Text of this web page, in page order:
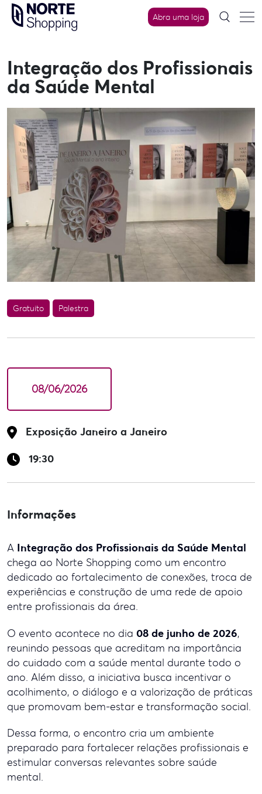
Skip
content
Abra uma loja
Integração dos Profissionais
da Saúde Mental
Gratuito Palestra
08/06/2026
Exposição Janeiro a Janeiro
19:30
Informações
A Integração dos Profissionais da Saúde Mental
chega ao Norte Shopping como um encontro
dedicado ao fortalecimento de conexões, troca de
experiências e construção de uma rede de apoio
entre profissionais da área.
O evento acontece no dia 08 de junho de 2026,
reunindo pessoas que acreditam na importância
do cuidado com a saúde mental durante todo o
ano. Além disso, a iniciativa busca incentivar o
acolhimento, o diálogo e a valorização de práticas
que promovam bem-estar e transformação social.
Dessa forma, o encontro cria um ambiente
preparado para fortalecer relações profissionais e
estimular conversas relevantes sobre saúde
mental.